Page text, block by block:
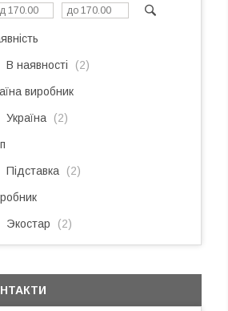
В наявності 2
виробник
Україна 2
Підставка 2
Экостар 2